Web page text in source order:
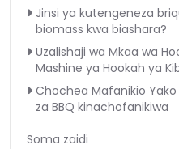
Jinsi ya kutengeneza
biomass kwa biashara?
Uzalishaji wa Mkaa wa
Mashine ya Hookah ya
Chochea Mafanikio
za BBQ kinachofanikiwa
Soma zaidi